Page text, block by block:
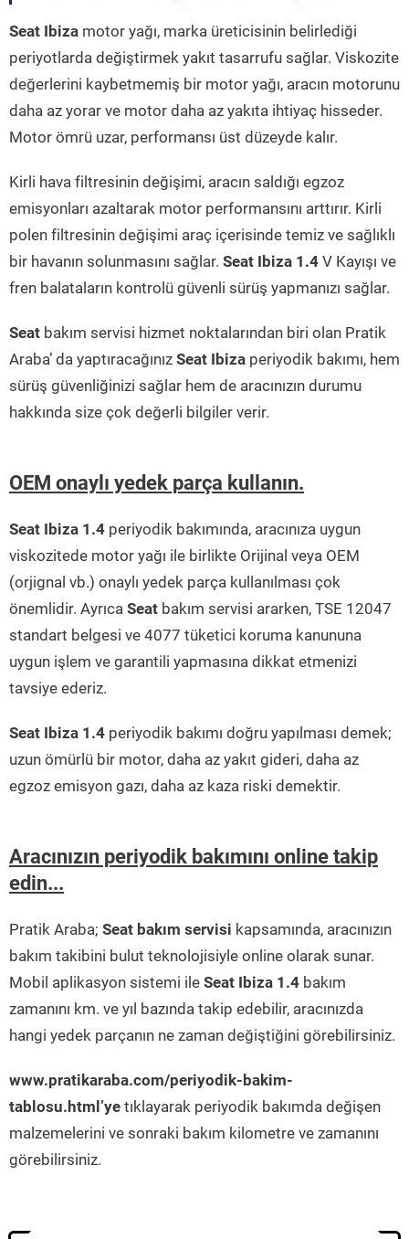
Seat Ibiza motor yağı, marka üreticisinin belirlediği
periyotlarda değiştirmek yakıt tasarrufu sağlar. Viskozite
değerlerini kaybetmemiş bir motor yağı, aracın motorunu
daha az yorar ve motor daha az yakıta ihtiyaç hisseder.
Motor ömrü uzar, performansı üst düzeyde kalır.
Kirli hava filtresinin değişimi, aracın saldığı egzoz
emisyonları azaltarak motor performansını arttırır. Kirli
polen filtresinin değişimi araç içerisinde temiz ve sağlıklı
bir havanın solunmasını sağlar. Seat Ibiza 1.4 V Kayışı ve
fren balataların kontrolü güvenli sürüş yapmanızı sağlar.
Seat bakım servisi hizmet noktalarından biri olan Pratik
Araba’ da yaptıracağınız Seat Ibiza periyodik bakımı, hem
sürüş güvenliğinizi sağlar hem de aracınızın durumu
hakkında size çok değerli bilgiler verir.
OEM onaylı yedek parça kullanın.
Seat Ibiza 1.4 periyodik bakımında, aracınıza uygun
viskozitede motor yağı ile birlikte Orijinal veya OEM
(orjignal vb.) onaylı yedek parça kullanılması çok
önemlidir. Ayrıca Seat bakım servisi ararken, TSE 12047
standart belgesi ve 4077 tüketici koruma kanununa
uygun işlem ve garantili yapmasına dikkat etmenizi
tavsiye ederiz.
Seat Ibiza 1.4 periyodik bakımı doğru yapılması demek;
uzun ömürlü bir motor, daha az yakıt gideri, daha az
egzoz emisyon gazı, daha az kaza riski demektir.
Aracınızın periyodik bakımını online takip
edin...
Pratik Araba; Seat bakım servisi kapsamında, aracınızın
bakım takibini bulut teknolojisiyle online olarak sunar.
Mobil aplikasyon sistemi ile Seat Ibiza 1.4 bakım
zamanını km. ve yıl bazında takip edebilir, aracınızda
hangi yedek parçanın ne zaman değiştiğini görebilirsiniz.
www.pratikaraba.com/periyodik-bakim-
tablosu.html’ye tıklayarak periyodik bakımda değişen
malzemelerini ve sonraki bakım kilometre ve zamanını
görebilirsiniz.